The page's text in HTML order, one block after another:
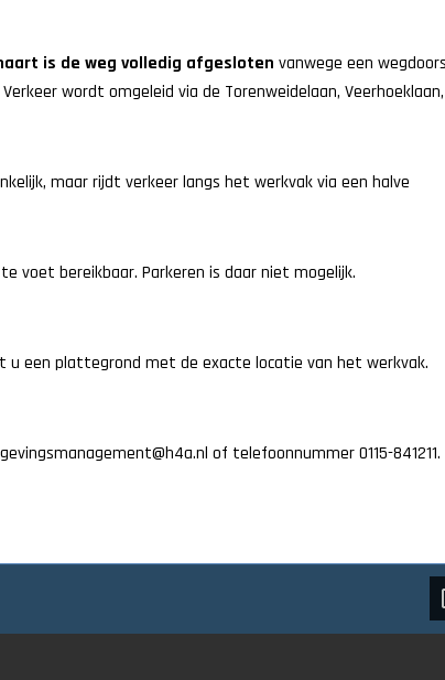
is de weg volledig afgesloten vanwege een
wordt omgeleid via de Torenweidelaan, Veerhoeklaan,
maar rijdt verkeer langs het werkvak via een halve
voet bereikbaar. Parkeren is daar niet mogelijk.
u een plattegrond met de exacte locatie van het werkvak.
of telefoonnummer 0115-841211.